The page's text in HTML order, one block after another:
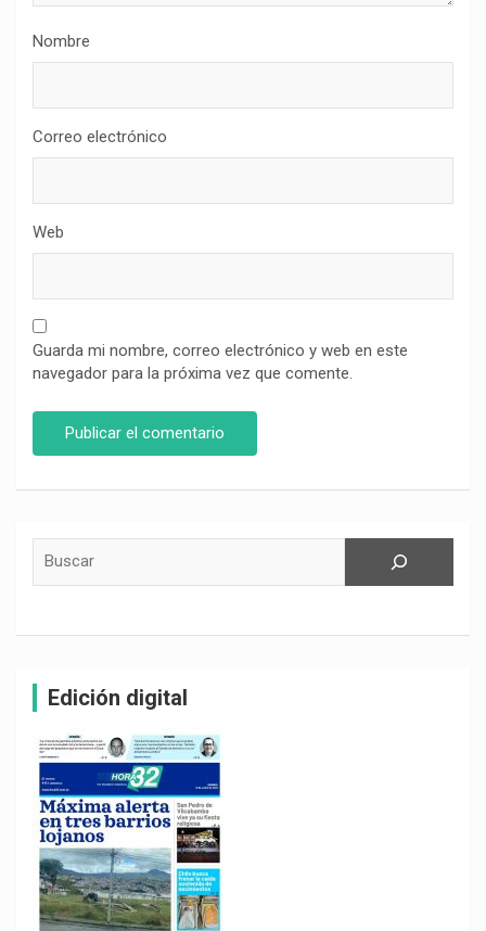
Nombre
Correo electrónico
Web
Guarda mi nombre, correo electrónico y web en este
navegador para la próxima vez que comente.
Edición digital